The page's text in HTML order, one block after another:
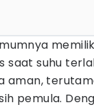
saat suhu
aman,
pemula.